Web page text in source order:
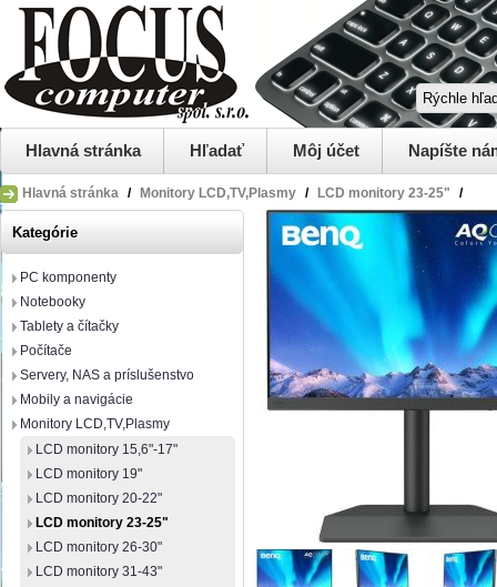
Hlavná stránka Hľadať Môj účet Napíšte
Hlavná stránka / Monitory LCD,TV,Plasmy / LCD monitory 23-25" /
Kategórie
PC komponenty
Notebooky
Tablety a čítačky
Počítače
Servery, NAS a príslušenstvo
Mobily a navigácie
Monitory LCD,TV,Plasmy
LCD monitory 15,6"-17"
LCD monitory 19"
LCD monitory 20-22"
LCD monitory 23-25"
LCD monitory 26-30"
LCD monitory 31-43"